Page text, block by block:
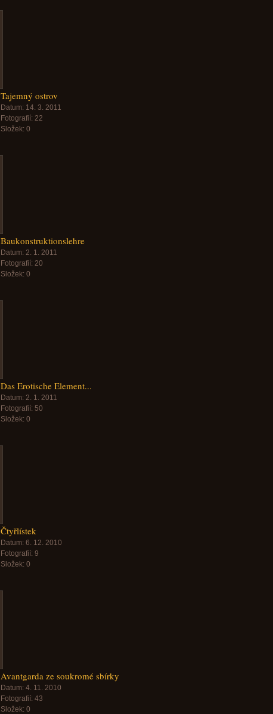
Tajemný ostrov
Datum: 14. 3. 2011
Fotografií: 22
Složek: 0
Baukonstruktionslehre
Datum: 2. 1. 2011
Fotografií: 20
Složek: 0
Das Erotische Element...
Datum: 2. 1. 2011
Fotografií: 50
Složek: 0
Čtyřlístek
Datum: 6. 12. 2010
Fotografií: 9
Složek: 0
Avantgarda ze soukromé sbírky
Datum: 4. 11. 2010
Fotografií: 43
Složek: 0